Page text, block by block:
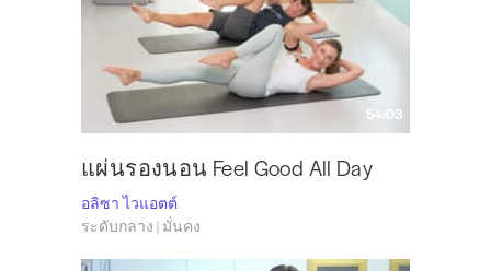
54:03
แผ่นรองนอน Feel Good All Day
อลิซา ไวแอตต์
ระดับกลาง | มั่นคง